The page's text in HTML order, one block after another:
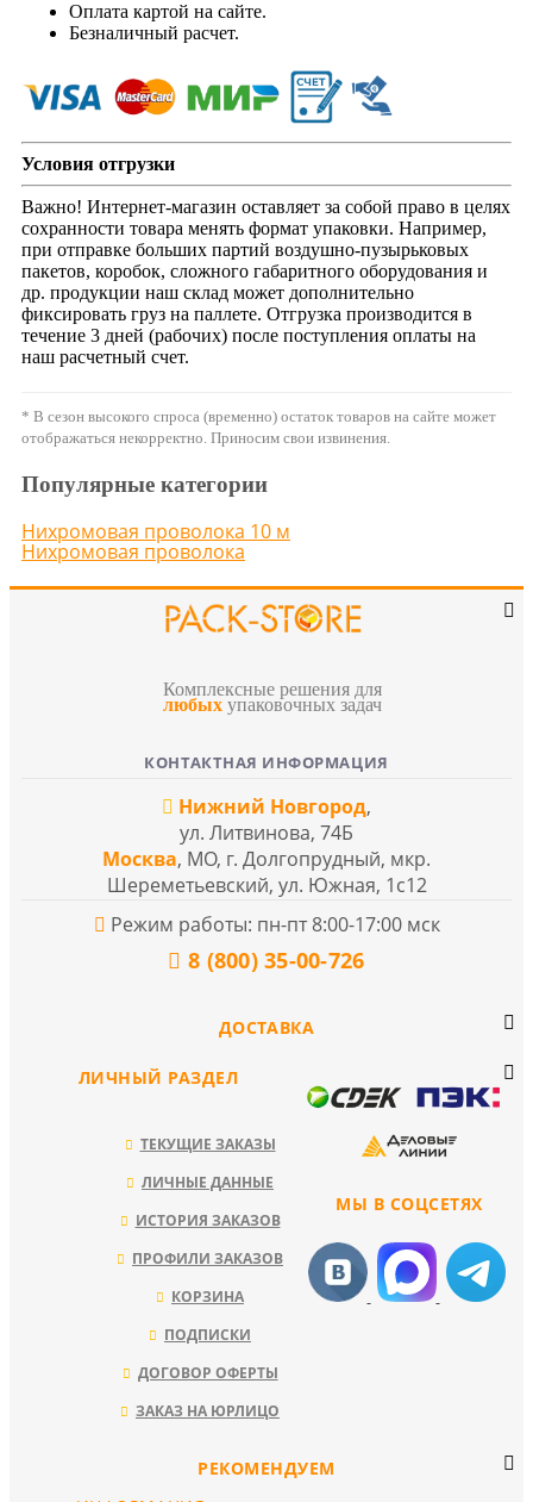
Оплата картой на сайте.
Безналичный расчет.
Условия отгрузки
Важно! Интернет-магазин оставляет за собой право в целях
сохранности товара менять формат упаковки. Например,
при отправке больших партий воздушно-пузырьковых
пакетов, коробок, сложного габаритного оборудования и
др. продукции наш склад может дополнительно
фиксировать груз на паллете. Отгрузка производится в
течение 3 дней (рабочих) после поступления оплаты на
наш расчетный счет.
* В сезон высокого спроса (временно) остаток товаров на сайте может
отображаться некорректно. Приносим свои извинения.
Популярные категории
Нихромовая проволока 10 м
Нихромовая проволока
Комплексные решения для
любых упаковочных задач
КОНТАКТНАЯ ИНФОРМАЦИЯ
Нижний Новгород,
ул. Литвинова, 74Б
Москва, МО, г. Долгопрудный, мкр.
Шереметьевский, ул. Южная, 1с12
Режим работы: пн-пт 8:00-17:00 мск
8 (800) 35-00-726
ДОСТАВКА
МЫ В СОЦСЕТЯХ
ЛИЧНЫЙ РАЗДЕЛ
ТЕКУЩИЕ ЗАКАЗЫ
ЛИЧНЫЕ ДАННЫЕ
ИСТОРИЯ ЗАКАЗОВ
ПРОФИЛИ ЗАКАЗОВ
КОРЗИНА
ПОДПИСКИ
ДОГОВОР ОФЕРТЫ
ЗАКАЗ НА ЮРЛИЦО
РЕКОМЕНДУЕМ